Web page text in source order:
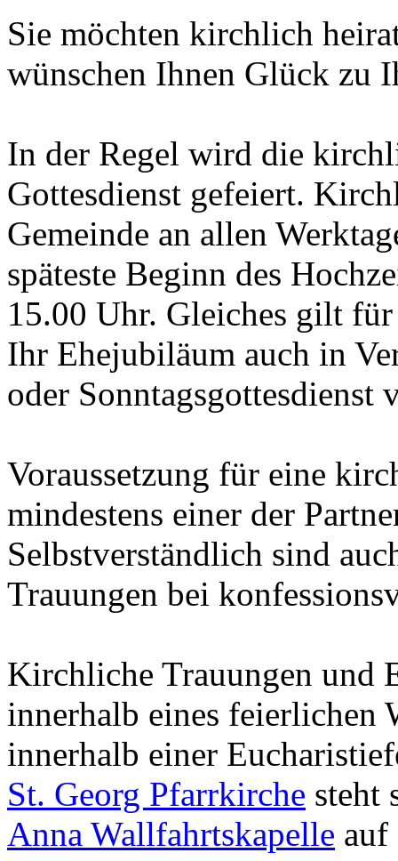
Sie möchten kirchlich
wünschen Ihnen Glück zu
In der Regel wird die
Gottesdienst gefeiert.
Gemeinde an allen
späteste Beginn des
15.00 Uhr. Gleiches gilt
Ihr Ehejubiläum auch in
oder Sonntagsgottesdienst
Voraussetzung für eine
mindestens einer der
Selbstverständlich sind
Trauungen bei
Kirchliche Trauungen und
innerhalb eines feierlichen
innerhalb einer
St. Georg Pfarrkirche steht
Anna Wallfahrtskapelle auf